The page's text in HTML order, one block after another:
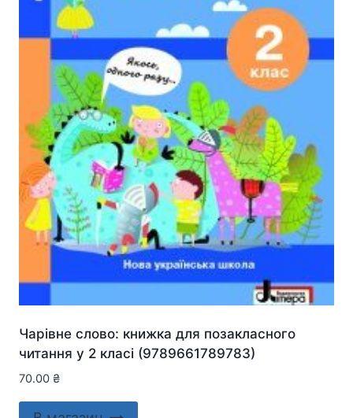
Чарівне слово: книжка для позакласного
читання у 2 класі (9789661789783)
70.00 ₴